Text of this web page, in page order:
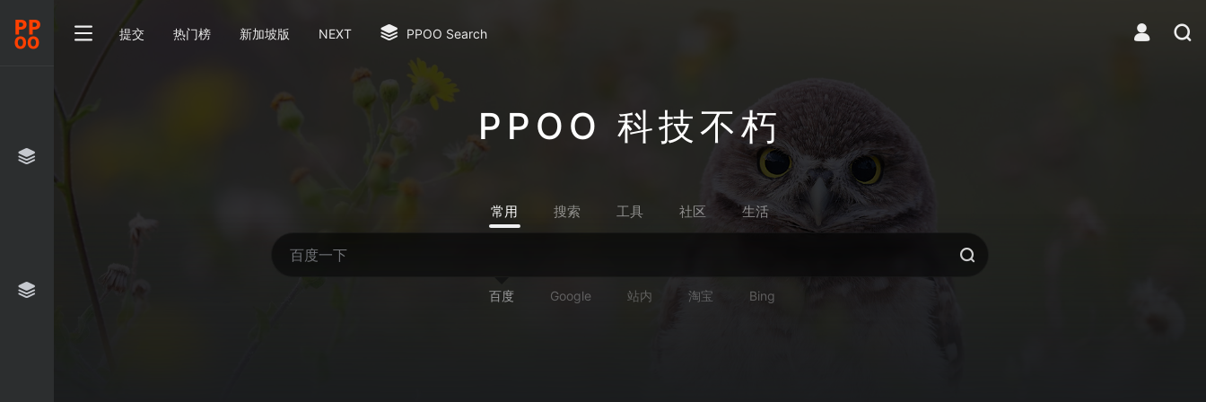
提交 热门榜 新加坡版 NEXT PPOO Search
PPOO 科技不朽
常用 搜索 工具 社区 生活
百度 Google 站内 淘宝 Bing